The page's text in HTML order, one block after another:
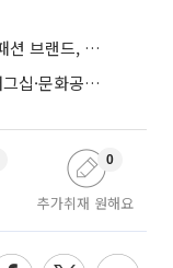
스투시부터 무신사 킥스까지…‘체험형’ 패션 브랜드, 잇단 제주행
명품 브랜드, 백화점 밖 D2C 가속…‘플래그십·문화공간’ 전략 눈길
추가취재 원해요
0